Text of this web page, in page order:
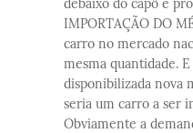
debaixo do capô e
IMPORTAÇÃO DO
carro no mercado
mesma quantidade.
disponibilizada nova
seria um carro a ser
Obviamente a